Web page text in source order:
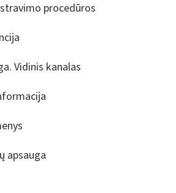
procedūros
Vidinis kanalas
apsauga